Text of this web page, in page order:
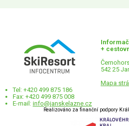
+
542 25
Mapa
Tel: +420 499 875 186
Fax: +420 499 875 008
E-mail: info@janskelazne.cz
Realizováno za finanční podpory